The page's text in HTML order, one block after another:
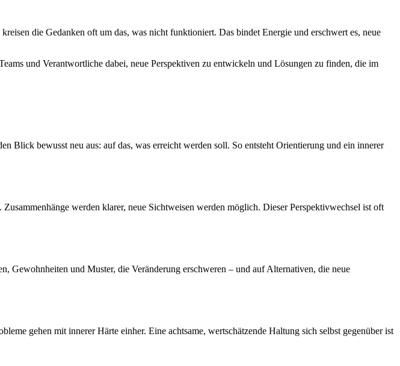
die Gedanken oft um das, was nicht funktioniert. Das bindet Energie und erschwert es, neue
und Verantwortliche dabei, neue Perspektiven zu entwickeln und Lösungen zu finden, die im
Blick bewusst neu aus: auf das, was erreicht werden soll. So entsteht Orientierung und ein innerer
werden klarer, neue Sichtweisen werden möglich. Dieser Perspektivwechsel ist oft
Gewohnheiten und Muster, die Veränderung erschweren – und auf Alternativen, die neue
gehen mit innerer Härte einher. Eine achtsame, wertschätzende Haltung sich selbst gegenüber ist